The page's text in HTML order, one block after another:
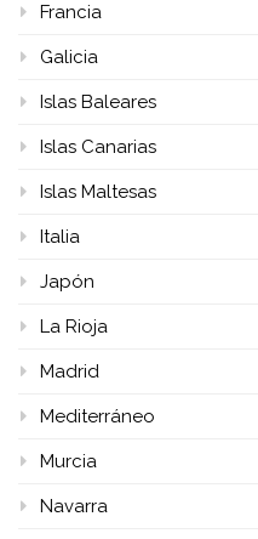
Francia
Galicia
Islas Baleares
Islas Canarias
Islas Maltesas
Italia
Japón
La Rioja
Madrid
Mediterráneo
Murcia
Navarra